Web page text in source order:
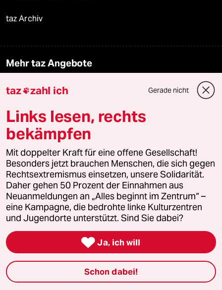
taz Archiv
Mehr taz Angebote
Reisen
Kantine
Anzeigen
Fragen & Hilfe
Feedback
Aboservice
taz zahl ich Gerade nicht
Links lesen, rechts
bekämpfen
Mit doppelter Kraft für eine offene Gesellschaft!
Besonders jetzt brauchen Menschen, die sich gegen
Rechtsextremismus einsetzen, unsere Solidarität.
Daher gehen 50 Prozent der Einnahmen aus
Neuanmeldungen an „Alles beginnt im Zentrum“ –
eine Kampagne, die bedrohte linke Kulturzentren
und Jugendorte unterstützt. Sind Sie dabei?
 Ja, ich will
Schon dabei!